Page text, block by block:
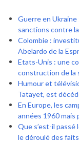
Guerre en Ukraine
sanctions contre
Colombie :
Abelardo de la
Etats-Unis : une
construction de la
Humour et
Tatayet, est
En Europe, les
années 1960 mais
Que s’est-il passé
le déroulé des